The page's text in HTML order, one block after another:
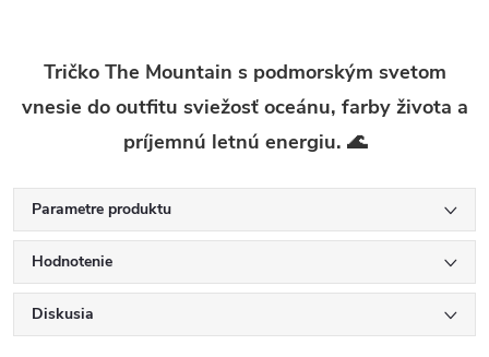
Tričko The Mountain s podmorským svetom
vnesie do outfitu sviežosť oceánu, farby života a
príjemnú letnú energiu. 🌊
Parametre produktu
Hodnotenie
Diskusia